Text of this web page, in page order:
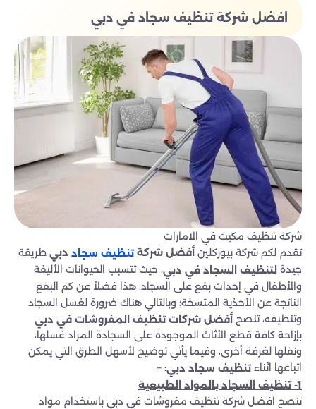
افضل شركة تنظيف سجاد في دبي
شركة تنظيف مكيت في الامارات
تقدم لكم شركة بيوركلين أفضل شركةتنظيف سجاد دبي طريقة
جيدة لتنظيف السجاد في دبي، حيث تتسبب الحيوانات الأليفة
والأطفال في إحداث بقع على السجاد، هذا فضلاً عن كم البقع
الناتجة عن الأحذية المتسخة؛ وبالتالي هناك ضرورة لغسل السجاد
وتنظيفه، تنصح أفضل شركات تنظيف المفروشات في دبي
بإزاحة كافة قطع الأثاث الموجودة على السجادة المراد غسلها،
ونقلها لغرفة أخرى، وفيما يأتي توضيح لأسهل الطرق التي يمكن
اتباعها اثناءتنظيف سجاد دبي: –
1- تنظيف السجاد بالمواد الطبيعية
تنصح افضل شركة تنظيف مفروشات في دبي باستخدام مواد